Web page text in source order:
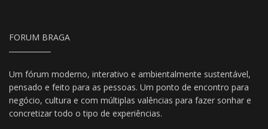
FORUM BRAGA
Um fórum moderno, interativo e ambientalmente sustentável,
pensado e feito para as pessoas. Um ponto de encontro para
negócio, cultura e com múltiplas valências para fazer sonhar e
concretizar todo o tipo de experiências.